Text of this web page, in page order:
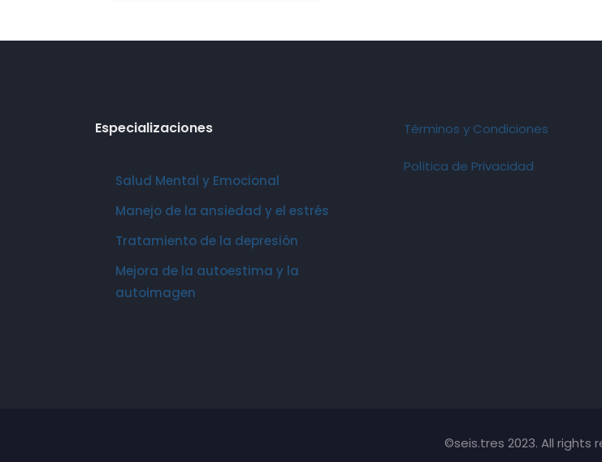
Especializaciones
Salud Mental y Emocional
Manejo de la ansiedad y el estrés
Tratamiento de la depresión
Mejora de la autoestima y la
autoimagen
Términos y Condiciones
Política de Privacidad
©seis.tres 2023. All rights